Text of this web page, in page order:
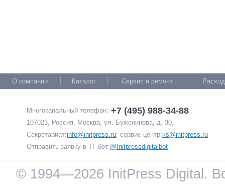
О компании Каталог Сервис и ремонт
Многоканальный телефон: +7 (495) 988-34-88
107023, Россия, Москва, ул. Буженинова, д. 30.
Секретариат:info@initpress.ru; сервис-центр: ks@initpress.ru
Отправить заявку в ТГ-бот:@Initpressdigitalbot
© 1994—2026 InitPress Digital.